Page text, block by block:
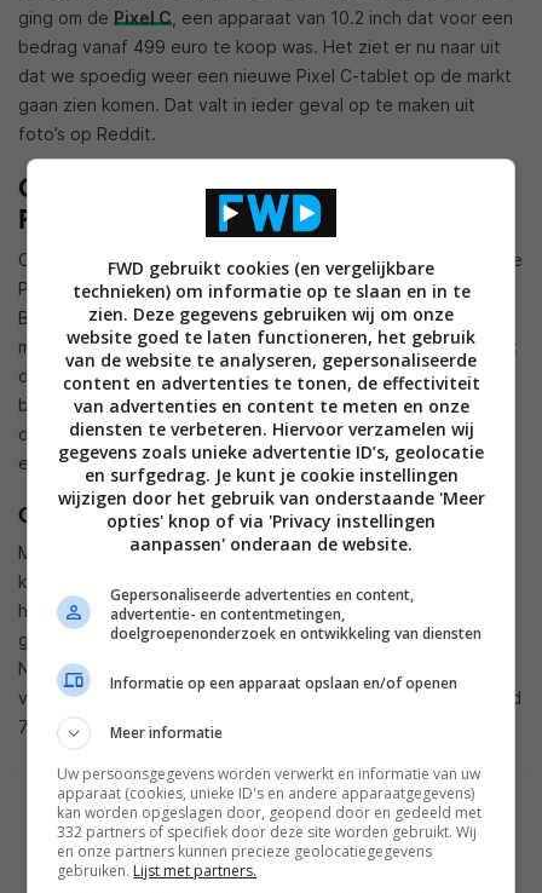
ging om de Pixel C , een apparaat van 10.2 inch dat voor een
bedrag vanaf 499 euro te koop was. Het ziet er nu naar uit
dat we spoedig weer een nieuwe Pixel C-tablet op de markt
gaan zien komen. Dat valt in ieder geval op te maken uit
foto’s op Reddit.
Onthult Play Store de komst van nieuwe
Pixel C?
Op Reddit zijn meerdere gebruikers erachter gekomen dat de
Play Store sinds kort een noemenswaardig kopje erbij heeft.
Bij hen staat sinds kort de tekst ‘Apps for the New Pixel C’
met daaronder de tekst ‘Designed to precision’. Mogelijk wijst
die tekst er dus op dat Google in het diepste geheim druk
bezig is met het ontwikkelen van een opvolger. De apps die
daaronder staan, zijn onder andere YouTube, Inbox by Gmail
en een Star Wars-game.
Gemengde reacties op eerste generatie
Mocht Google daadwerkelijk met een nieuwe Pixel C-tablet
komen, dan is dat enigszins opmerkelijk te noemen. Tot op
heden kwamen er gemengde reacties binnen op de eerste
generatie, die aangeprezen werd als een high-end apparaat.
Naar verwachting zullen die klachten echter grotendeels
verdwijnen zodra gebruikers over kunnen stappen op Android
7.0 Nougat.
GESCHREVEN DOOR
SAM BORREMANS
FWD gebruikt cookies (en vergelijkbare
technieken) om informatie op te slaan en in te
zien. Deze gegevens gebruiken wij om onze
website goed te laten functioneren, het gebruik
van de website te analyseren, gepersonaliseerde
content en advertenties te tonen, de effectiviteit
van advertenties en content te meten en onze
diensten te verbeteren. Hiervoor verzamelen wij
gegevens zoals unieke advertentie ID’s, geolocatie
en surfgedrag. Je kunt je cookie instellingen
wijzigen door het gebruik van onderstaande 'Meer
opties' knop of via 'Privacy instellingen
aanpassen' onderaan de website.
Gepersonaliseerde advertenties en content,
advertentie- en contentmetingen,
doelgroepenonderzoek en ontwikkeling van diensten
Informatie op een apparaat opslaan en/of openen
Meer informatie
Uw persoonsgegevens worden verwerkt en informatie van uw
apparaat (cookies, unieke ID's en andere apparaatgegevens)
kan worden opgeslagen door, geopend door en gedeeld met
332 partners of specifiek door deze site worden gebruikt. Wij
en onze partners kunnen precieze geolocatiegegevens
gebruiken. Lijst met partners.